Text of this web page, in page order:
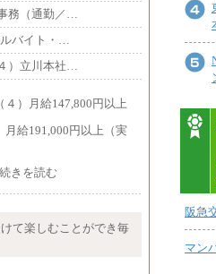
員）
円～219,000 円
る。
川〉219,00
〉209,000 円
円
給185,000 円～210,000
る。
庫〉200,000 円
手当なし）
更なし
務（通勤／…
バイト・…
）立川本社…
４）月給147,800円以上
円以上（実
以上（実働7.5時間）
以上（実働6時間）
働4.5時間）
以下手当有（いず
きを読む
て楽しむことができ毎
阪急
マン